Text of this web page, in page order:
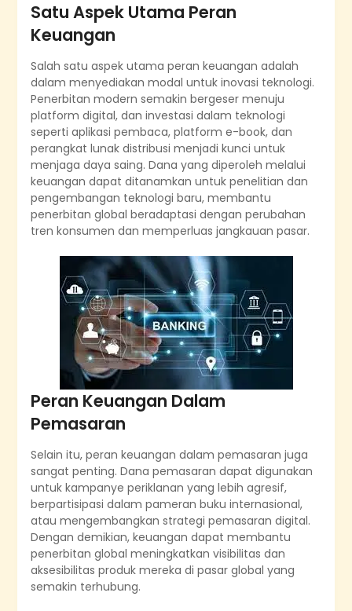
Satu Aspek Utama Peran
Keuangan
Salah satu aspek utama peran keuangan adalah
dalam menyediakan modal untuk inovasi teknologi.
Penerbitan modern semakin bergeser menuju
platform digital, dan investasi dalam teknologi
seperti aplikasi pembaca, platform e-book, dan
perangkat lunak distribusi menjadi kunci untuk
menjaga daya saing. Dana yang diperoleh melalui
keuangan dapat ditanamkan untuk penelitian dan
pengembangan teknologi baru, membantu
penerbitan global beradaptasi dengan perubahan
tren konsumen dan memperluas jangkauan pasar.
Peran Keuangan Dalam
Pemasaran
Selain itu, peran keuangan dalam pemasaran juga
sangat penting. Dana pemasaran dapat digunakan
untuk kampanye periklanan yang lebih agresif,
berpartisipasi dalam pameran buku internasional,
atau mengembangkan strategi pemasaran digital.
Dengan demikian, keuangan dapat membantu
penerbitan global meningkatkan visibilitas dan
aksesibilitas produk mereka di pasar global yang
semakin terhubung.